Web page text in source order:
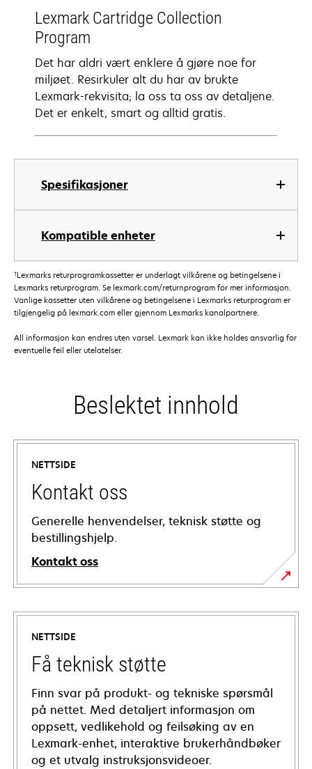
Spesifikasjoner
Kompatible enheter
Lexmark Cartridge Collection
Program
Det har aldri vært enklere å gjøre noe for
miljøet. Resirkuler alt du har av brukte
Lexmark-rekvisita; la oss ta oss av detaljene.
Det er enkelt, smart og alltid gratis.
†Lexmarks returprogramkassetter er underlagt vilkårene og betingelsene i
Lexmarks returprogram. Se lexmark.com/returnprogram for mer informasjon.
Vanlige kassetter uten vilkårene og betingelsene i Lexmarks returprogram er
tilgjengelig på lexmark.com eller gjennom Lexmarks kanalpartnere.
All informasjon kan endres uten varsel. Lexmark kan ikke holdes ansvarlig for
eventuelle feil eller utelatelser.
Beslektet innhold
NETTSIDE
Kontakt oss
Generelle henvendelser, teknisk støtte og
bestillingshjelp.
Kontakt oss
NETTSIDE
Få teknisk støtte
Finn svar på produkt- og tekniske spørsmål
på nettet. Med detaljert informasjon om
oppsett, vedlikehold og feilsøking av en
Lexmark-enhet, interaktive brukerhåndbøker
og et utvalg instruksjonsvideoer.